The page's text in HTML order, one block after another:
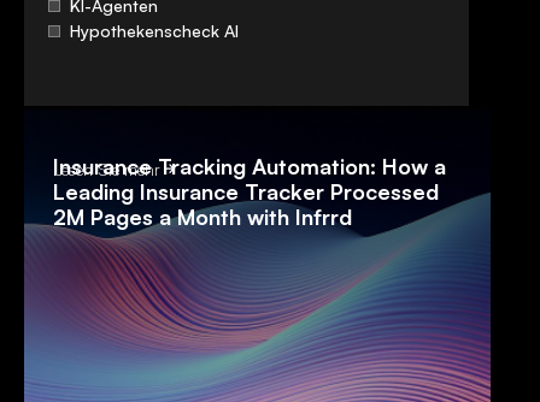
KI-Agenten
Hypothekenscheck AI
Insurance Tracking Automation: How a
Leading Insurance Tracker Processed
2M Pages a Month with Infrrd
Lesen Sie mehr